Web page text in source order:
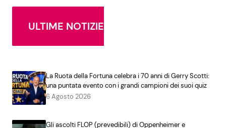
ULTIME NOTIZIE
La Ruota della Fortuna celebra i 70 anni di Gerry Scotti:
una puntata evento con i grandi campioni dei suoi quiz
6 Agosto 2026
Gli ascolti FLOP (prevedibili) di Oppenheimer e